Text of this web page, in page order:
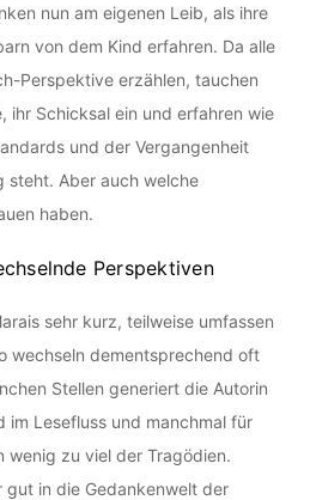
nun am eigenen Leib, als ihre
von dem Kind erfahren. Da alle
Perspektive erzählen, tauchen
ihr Schicksal ein und erfahren wie
und der Vergangenheit
steht. Aber auch welche
haben.
Perspektiven
sehr kurz, teilweise umfassen
wechseln dementsprechend oft
Stellen generiert die Autorin
im Lesefluss und manchmal für
wenig zu viel der Tragödien.
gut in die Gedankenwelt der